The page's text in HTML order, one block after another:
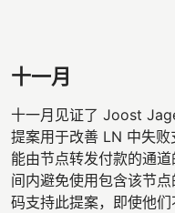
十一月
十一月见证了 Joost
提案用于改善 LN 中失
能由节点转发付款的通
间内避免使用包含该节
码支持此提案，即使他